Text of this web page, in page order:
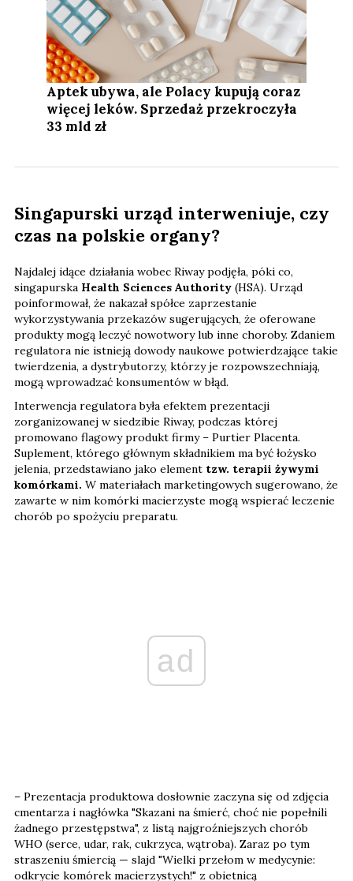
Aptek ubywa, ale Polacy kupują coraz
więcej leków. Sprzedaż przekroczyła
33 mld zł
Singapurski urząd interweniuje, czy
czas na polskie organy?
Najdalej idące działania wobec Riway podjęła, póki co,
singapurska Health Sciences Authority (HSA). Urząd
poinformował, że nakazał spółce zaprzestanie
wykorzystywania przekazów sugerujących, że oferowane
produkty mogą leczyć nowotwory lub inne choroby. Zdaniem
regulatora nie istnieją dowody naukowe potwierdzające takie
twierdzenia, a dystrybutorzy, którzy je rozpowszechniają,
mogą wprowadzać konsumentów w błąd.
Interwencja regulatora była efektem prezentacji
zorganizowanej w siedzibie Riway, podczas której
promowano flagowy produkt firmy – Purtier Placenta.
Suplement, którego głównym składnikiem ma być łożysko
jelenia, przedstawiano jako element tzw. terapii żywymi
komórkami. W materiałach marketingowych sugerowano, że
zawarte w nim komórki macierzyste mogą wspierać leczenie
chorób po spożyciu preparatu.
ad
– Prezentacja produktowa dosłownie zaczyna się od zdjęcia
cmentarza i nagłówka "Skazani na śmierć, choć nie popełnili
żadnego przestępstwa", z listą najgroźniejszych chorób
WHO (serce, udar, rak, cukrzyca, wątroba). Zaraz po tym
straszeniu śmiercią — slajd "Wielki przełom w medycynie:
odkrycie komórek macierzystych!" z obietnicą